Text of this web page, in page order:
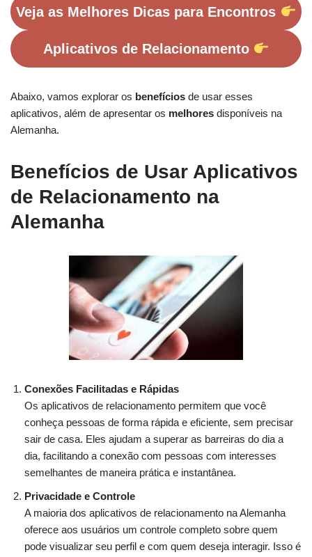
Veja as Melhores Dicas para Encontros
Aplicativos de Relacionamento
Abaixo, vamos explorar os benefícios de usar esses
aplicativos, além de apresentar os melhores disponíveis na
Alemanha.
Benefícios de Usar Aplicativos
de Relacionamento na
Alemanha
Conexões Facilitadas e Rápidas
Os aplicativos de relacionamento permitem que você
conheça pessoas de forma rápida e eficiente, sem precisar
sair de casa. Eles ajudam a superar as barreiras do dia a
dia, facilitando a conexão com pessoas com interesses
semelhantes de maneira prática e instantânea.
Privacidade e Controle
A maioria dos aplicativos de relacionamento na Alemanha
oferece aos usuários um controle completo sobre quem
pode visualizar seu perfil e com quem deseja interagir. Isso é